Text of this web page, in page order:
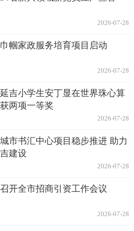
2026-07-28
帼家政服务培育项目启动
2026-07-28
吉小学生安丁显在世界珠心算
两项一等奖
2026-07-28
市书汇中心项目稳步推进 助力
建设
2026-07-28
开全市招商引资工作会议
2026-07-28